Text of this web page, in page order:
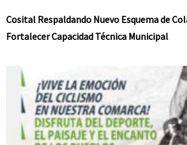
Cosital Respaldando Nuevo Esquema de
Fortalecer Capacidad Técnica Municipal